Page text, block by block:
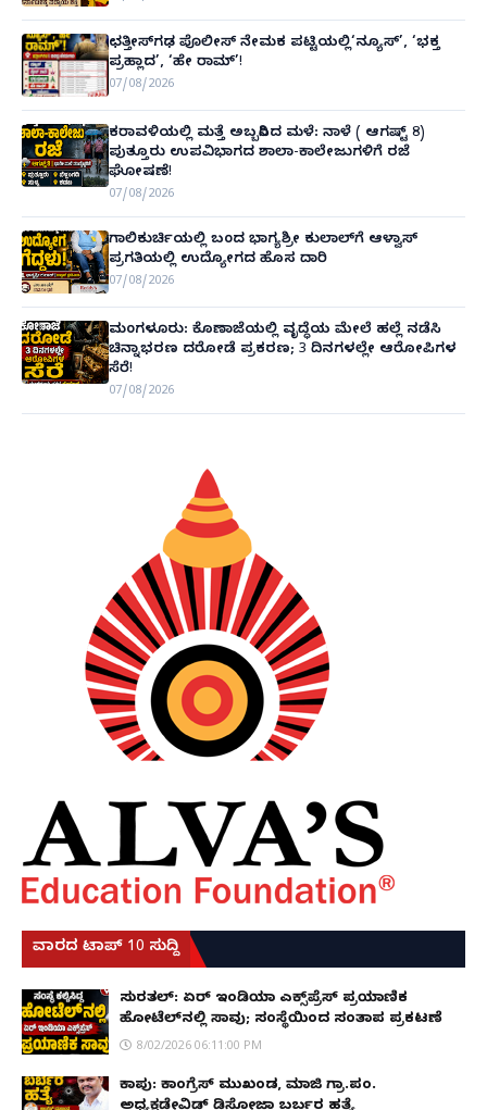
ಛತ್ತೀಸ್‌ಗಢ ಪೊಲೀಸ್ ನೇಮಕ ಪಟ್ಟಿಯಲ್ಲಿ‘ನ್ಯೂಸ್’, ‘ಭಕ್ತ
ಪ್ರಹ್ಲಾದ’, ‘ಹೇ ರಾಮ್’!
07/08/2026
ಕರಾವಳಿಯಲ್ಲಿ ಮತ್ತೆ ಅಬ್ಬರಿಸಿದ ಮಳೆ: ನಾಳೆ ( ಆಗಷ್ಟ್ 8)
ಪುತ್ತೂರು ಉಪವಿಭಾಗದ ಶಾಲಾ-ಕಾಲೇಜುಗಳಿಗೆ ರಜೆ
ಘೋಷಣೆ!
07/08/2026
ಗಾಲಿಕುರ್ಚಿಯಲ್ಲಿ ಬಂದ ಭಾಗ್ಯಶ್ರೀ ಕುಲಾಲ್‌ಗೆ ಆಳ್ವಾಸ್
ಪ್ರಗತಿಯಲ್ಲಿ ಉದ್ಯೋಗದ ಹೊಸ ದಾರಿ
07/08/2026
ಮಂಗಳೂರು: ಕೊಣಾಜೆಯಲ್ಲಿ ವೃದ್ಧೆಯ ಮೇಲೆ ಹಲ್ಲೆ ನಡೆಸಿ
ಚಿನ್ನಾಭರಣ ದರೋಡೆ ಪ್ರಕರಣ; 3 ದಿನಗಳಲ್ಲೇ ಆರೋಪಿಗಳ
ಸೆರೆ!
07/08/2026
ವಾರದ ಟಾಪ್ 10 ಸುದ್ದಿ
ಸುರತ್ಕಲ್: ಏರ್ ಇಂಡಿಯಾ ಎಕ್ಸ್‌ಪ್ರೆಸ್ ಪ್ರಯಾಣಿಕ
ಹೋಟೆಲ್‌ನಲ್ಲಿ ಸಾವು; ಸಂಸ್ಥೆಯಿಂದ ಸಂತಾಪ ಪ್ರಕಟಣೆ
8/02/2026 06:11:00 PM
ಕಾಪು: ಕಾಂಗ್ರೆಸ್ ಮುಖಂಡ, ಮಾಜಿ ಗ್ರಾ.ಪಂ.